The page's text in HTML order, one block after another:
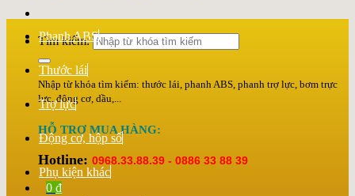
Tìm kiếm:
Nhập từ khóa tìm kiếm: thước lái, phanh ABS, phanh trợ lực, bơm trực
lực, động cơ, dầu,...
HỖ TRỢ MUA HÀNG:
Hotline: 0968.33.88.39 - 0886 33 88 39
0 ₫
Phanh ABS
Thước lái
Trợ lực
Động cơ, hộp số
Phụ kiện khác